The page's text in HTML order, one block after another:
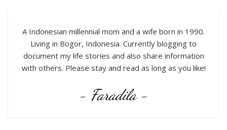
A Indonesian millennial mom and a wife born in 1990.
Living in Bogor, Indonesia. Currently blogging to
document my life stories and also share information
with others. Please stay and read as long as you like!
- Faradila -